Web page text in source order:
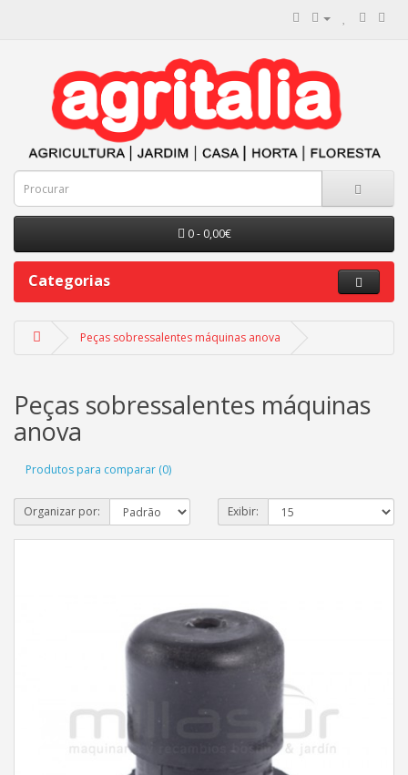
0 - 0,00€
Categorias
Peças sobressalentes máquinas anova
Peças sobressalentes máquinas
anova
Produtos para comparar (0)
Organizar por: Exibir: